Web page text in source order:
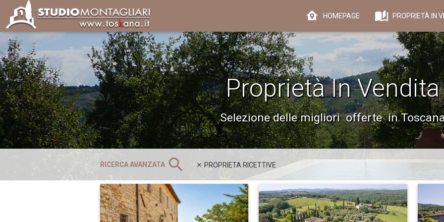
HOMEPAGE PROPRIETÀ IN
RICERCA AVANZATA search PROPRIETA RICETTIVE
Proprietà In Vendita
Selezione delle migliori offerte in